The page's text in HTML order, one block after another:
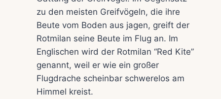
zu den meisten Greifvögeln, die ihre
Beute vom Boden aus jagen, greift der
Rotmilan seine Beute im Flug an. Im
Englischen wird der Rotmilan “Red Kite”
genannt, weil er wie ein großer
Flugdrache scheinbar schwerelos am
Himmel kreist.